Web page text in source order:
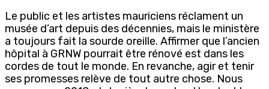
Le public et les artistes mauriciens réclament un
musée d’art depuis des décennies, mais le ministère
a toujours fait la sourde oreille. Affirmer que l’ancien
hôpital à GRNW pourrait être rénové est dans les
cordes de tout le monde. En revanche, agir et tenir
ses promesses relève de tout autre chose. Nous